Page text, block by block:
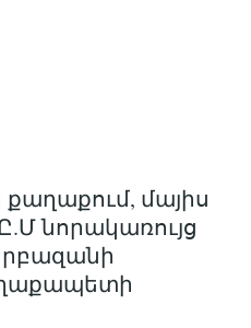
քաղաքում, մայիս
նորակառույց